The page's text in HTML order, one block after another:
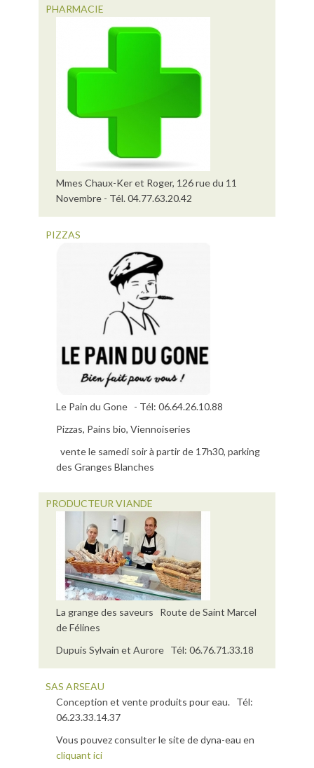
PHARMACIE
Mmes Chaux-Ker et Roger, 126 rue du 11
Novembre - Tél. 04.77.63.20.42
PIZZAS
Le Pain du Gone - Tél: 06.64.26.10.88
Pizzas, Pains bio, Viennoiseries
vente le samedi soir à partir de 17h30, parking
des Granges Blanches
PRODUCTEUR VIANDE
La grange des saveurs Route de Saint Marcel
de Félines
Dupuis Sylvain et Aurore Tél: 06.76.71.33.18
SAS ARSEAU
Conception et vente produits pour eau. Tél:
06.23.33.14.37
Vous pouvez consulter le site de dyna-eau en
cliquant ici